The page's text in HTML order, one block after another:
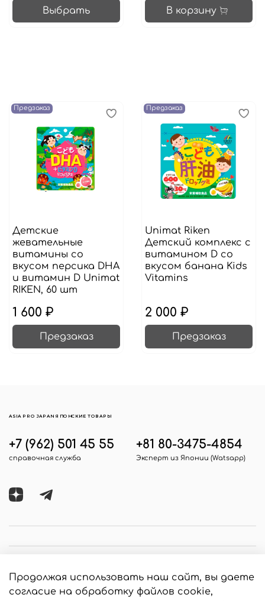
Выбрать В корзину
Предзаказ
Детские
жевательные
витамины со
вкусом персика DHA
и витамин D Unimat
RIKEN, 60 шт
1 600 ₽
Предзаказ
Предзаказ
Unimat Riken
Детский комплекс с
витамином D со
вкусом банана Kids
Vitamins
2 000 ₽
Предзаказ
+7 (962) 501 45 55
справочная служба
+81 80-3475-4854
Эксперт из Японии (Watsapp)
ASIA PRO JAPAN ЯПОНСКИЕ ТОВАРЫ
Продолжая использовать наш сайт, вы даете
согласие на обработку файлов cookie,